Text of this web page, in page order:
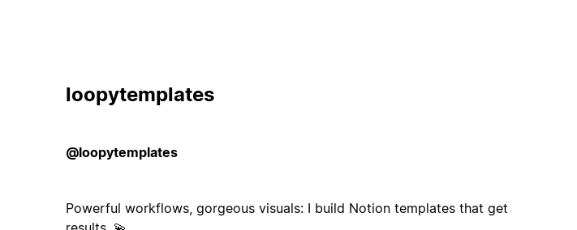
loopytemplates
@loopytemplates
Powerful workflows, gorgeous visuals: I build Notion templates that get